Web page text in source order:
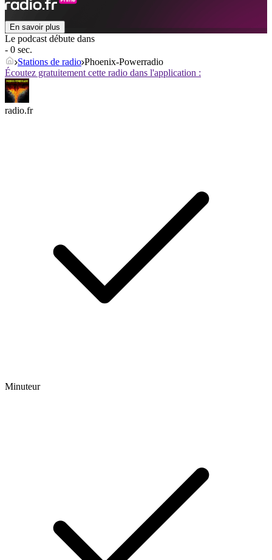
En savoir plus
Le podcast débute dans
- 0 sec.
Stations de radio Phoenix-Powerradio
Écoutez gratuitement cette radio dans l'application :
radio.fr
Minuteur